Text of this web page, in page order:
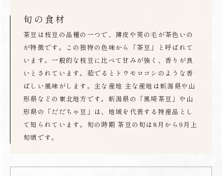
旬の食材
茶豆は枝豆の品種の一つで、薄皮や莢の毛が茶色いの
が特徴です。この独特の色味から「茶豆」と呼ばれて
います。一般的な枝豆に比べて甘みが強く、香りが良
いとされています。茹でるとトウモロコシのような香
ばしい風味がします。主な産地 主な産地は新潟県や山
形県などの東北地方です。新潟県の「黒埼茶豆」や山
形県の「だだちゃ豆」は、地域を代表する特産品とし
て知られています。旬の時期 茶豆の旬は8月から9月上
旬頃です。